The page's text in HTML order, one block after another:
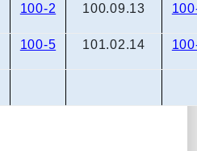
100-2 100.09.13
100-5 101.02.14